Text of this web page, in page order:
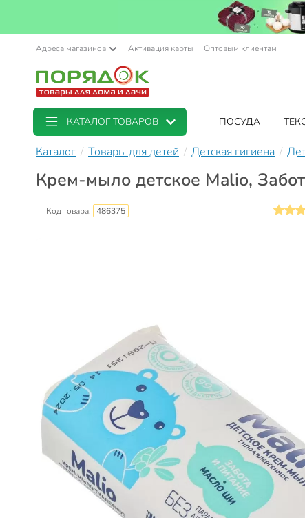
Адреса магазинов Активация карты Оптовым клиентам
КАТАЛОГ ТОВАРОВ ПОСУДА
Каталог Товары для детей Детская гигиена
Крем-мыло детское Malio,
Код товара: 486375